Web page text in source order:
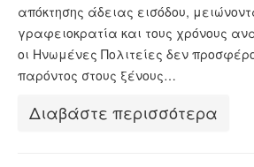
απόκτησης άδειας εισόδου,
γραφειοκρατία και τους χρόνους
οι Ηνωμένες Πολιτείες δεν
παρόντος στους ξένους…
Διαβάστε περισσότερα